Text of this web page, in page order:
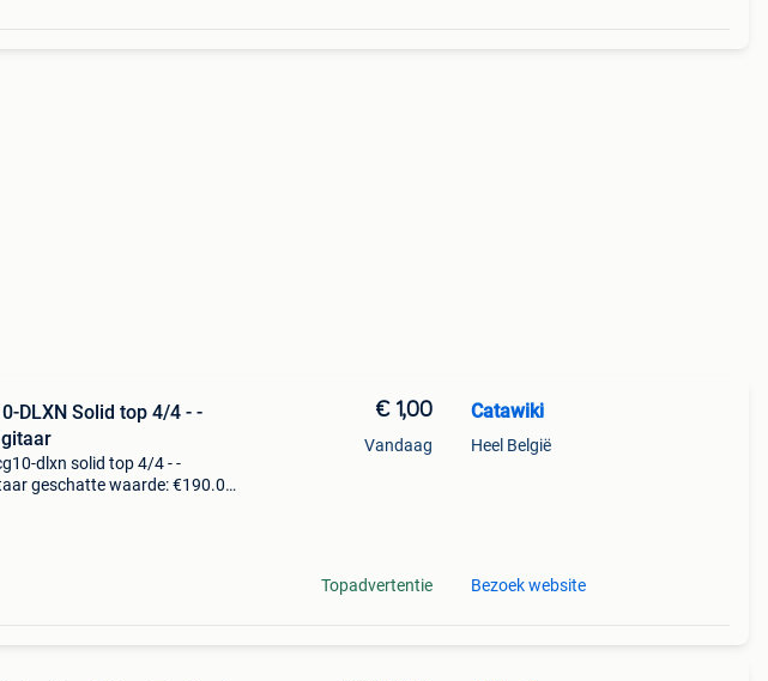
DLXN Solid top 4/4 - -
dlxn solid top 4/4 - -
geschatte waarde: €190.0
€ 1,00
Vandaag
Topadvertentie
Catawiki
Heel België
Bezoek website